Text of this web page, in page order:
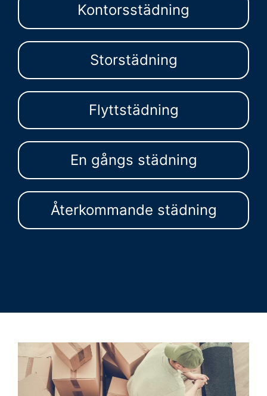
Kontorsstädning
Storstädning
Flyttstädning
En gångs städning
Återkommande städning